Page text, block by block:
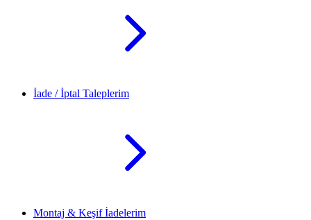
İade / İptal Taleplerim
Montaj & Keşif İadelerim